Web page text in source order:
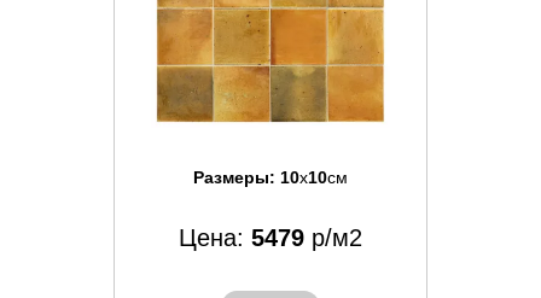
Размеры: 10x10см
Цена: 5479 р/м2